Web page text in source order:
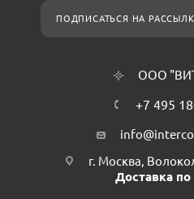
ПОДПИСАТЬСЯ НА
ООО
+7 495
г. Москва,
Доставка по